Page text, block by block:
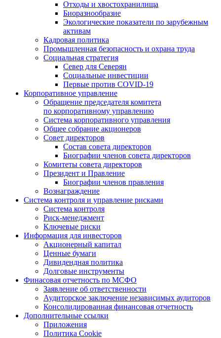
Отходы и хвостохранилища
Биоразнообразие
Экологические показатели по зарубежным
активам
Кадровая политика
Промышленная безопасность и охрана труда
Социальная стратегия
Север для Северян
Социальные инвестиции
Первые против COVID‑19
Корпоративное управление
Обращение председателя комитета
по корпоративному управлению
Система корпоративного управления
Общее собрание акционеров
Совет директоров
Состав совета директоров
Биографии членов совета директоров
Комитеты совета директоров
Президент и Правление
Биографии членов правления
Вознаграждение
Система контроля и управление рисками
Система контроля
Риск-менеджмент
Ключевые риски
Информация для инвесторов
Акционерный капитал
Ценные бумаги
Дивидендная политика
Долговые инструменты
Финасовая отчетность по МСФО
Заявление об ответственности
Аудиторское заключение независимых аудиторов
Консолидированная финансовая отчетность
Дополнительные ссылки
Приложения
Политика Cookie